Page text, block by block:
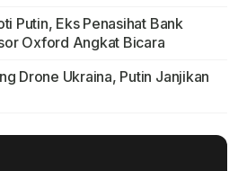
Putin, Eks Penasihat Bank
Oxford Angkat Bicara
Drone Ukraina, Putin Janjikan